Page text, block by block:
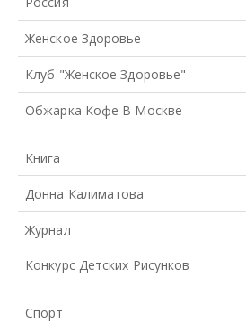
Женское Здоровье
Клуб "Женское Здоровье"
Обжарка Кофе В Москве
Книга
Донна Калиматова
Журнал
Конкурс Детских Рисунков
Спорт